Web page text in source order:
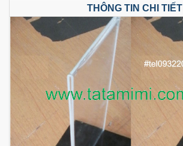
THÔNG TIN CHI TIẾT